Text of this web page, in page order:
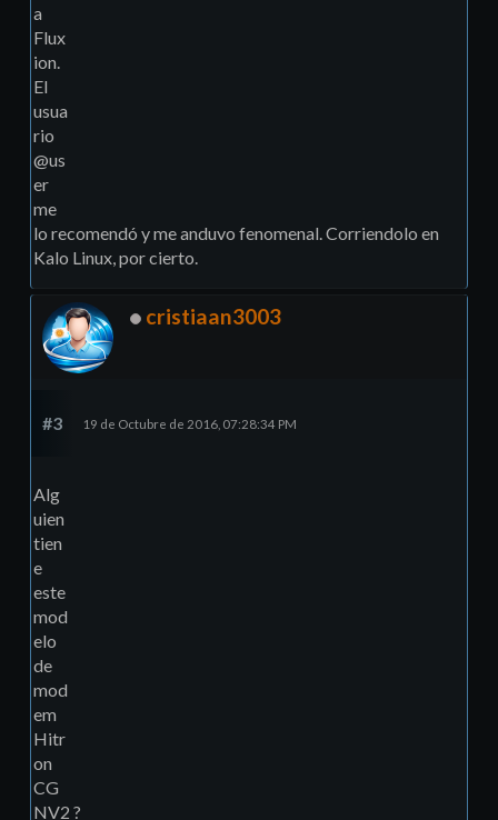
a
Flux
ion.
El
usua
rio
@us
er
me
lo recomendó y me anduvo fenomenal. Corriendolo en
Kalo Linux, por cierto.
cristiaan3003
#3 19 de Octubre de 2016, 07:28:34 PM
Alg
uien
tien
e
este
mod
elo
de
mod
em
Hitr
on
CG
NV2 ?